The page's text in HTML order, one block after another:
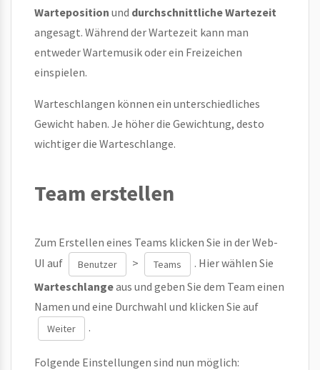
Warteposition und durchschnittliche Wartezeit
angesagt. Während der Wartezeit kann man
entweder Wartemusik oder ein Freizeichen
einspielen.
Warteschlangen können ein unterschiedliches
Gewicht haben. Je höher die Gewichtung, desto
wichtiger die Warteschlange.
Team erstellen
Zum Erstellen eines Teams klicken Sie in der Web-
UI auf
Benutzer > Teams
. Hier wählen Sie
Warteschlangeaus und geben Sie dem Team einen
Namen und eine Durchwahl und klicken Sie auf
Weiter .
Folgende Einstellungen sind nun möglich: